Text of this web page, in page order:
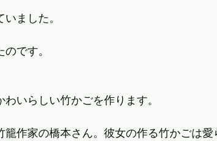
ました。
です。
いらしい竹かごを作ります。
作家の橋本さん。彼女の作る竹かごは